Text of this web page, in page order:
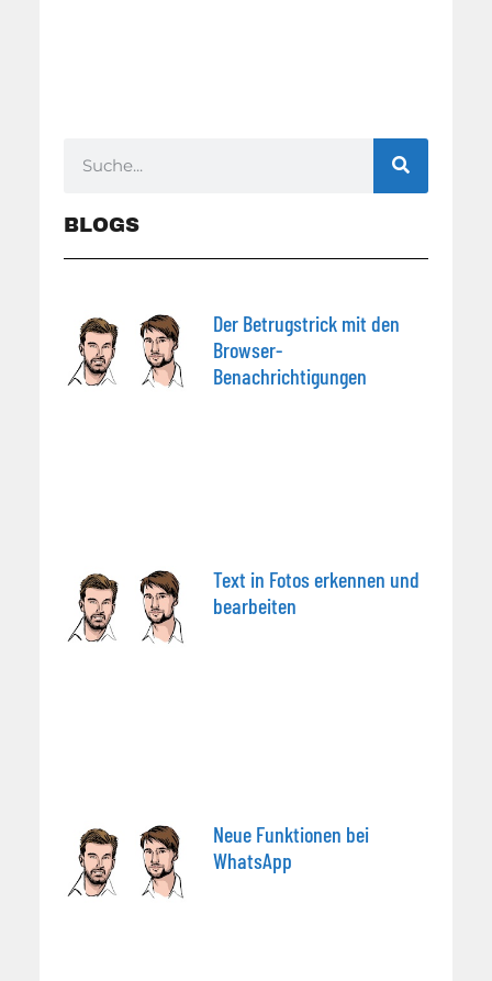
BLOGS
Der Betrugstrick mit den
Browser-
Benachrichtigungen
Text in Fotos erkennen und
bearbeiten
Neue Funktionen bei
WhatsApp